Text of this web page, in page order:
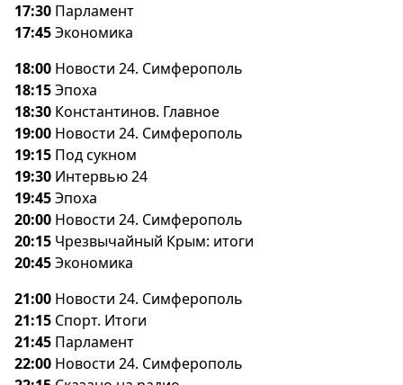
17:30 Парламент
17:45Экономика
18:00 Новости 24. Симферополь
18:15Эпоха
18:30 Константинов. Главное
19:00 Новости 24. Симферополь
19:15 Под сукном
19:30 Интервью 24
19:45Эпоха
20:00 Новости 24. Симферополь
20:15 Чрезвычайный Крым: итоги
20:45Экономика
21:00 Новости 24. Симферополь
21:15 Спорт. Итоги
21:45 Парламент
22:00 Новости 24. Симферополь